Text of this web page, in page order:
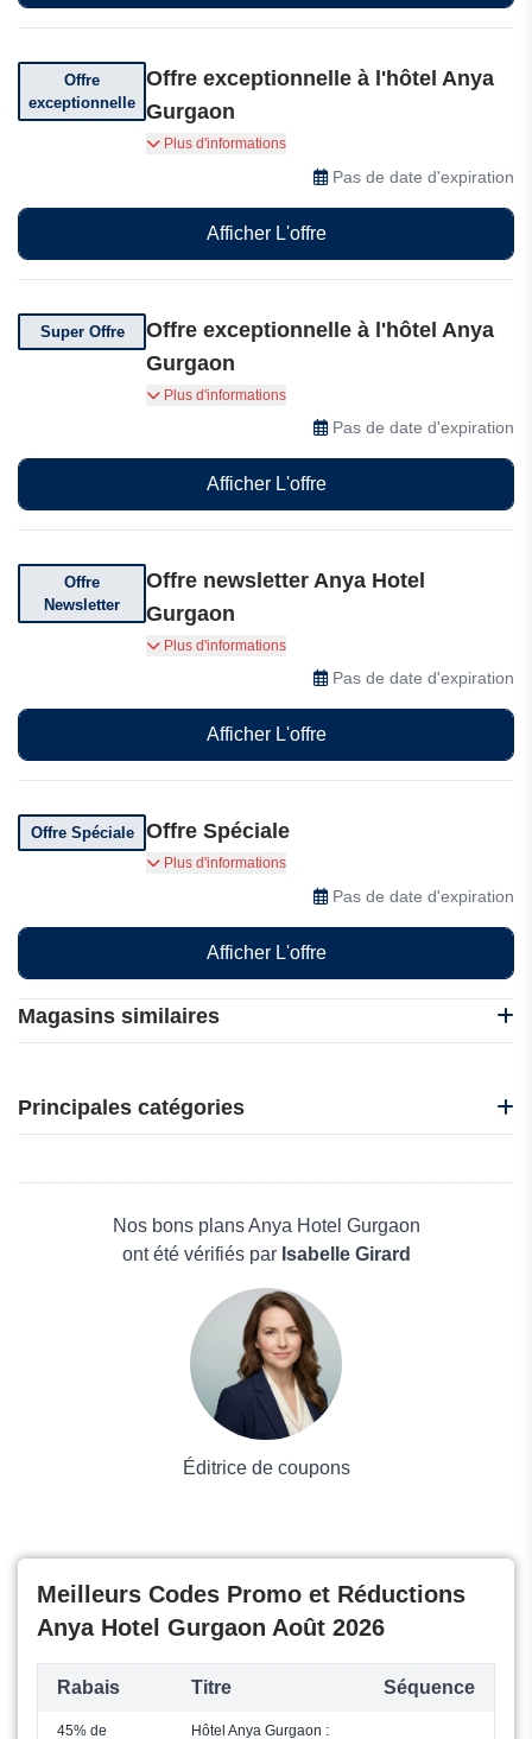
Magasins similaires
IHG
Karibea
Address Hotels
Hotellook
Principales catégories
Maison & JardinNos bons plans Anya Hotel Gurgaon
ont été vérifiés par Isabelle Girard
Éditrice de coupons
Offre
exceptionnelle
Offre exceptionnelle à l'hôtel Anya
Gurgaon
Bénéficiez d'un parking gratuit à l'hôtel Anya
Plus d'informations
Pas de date d'expiration
Afficher L'offre
Super Offre
Offre exceptionnelle à l'hôtel Anya
Gurgaon
Réservations disponibles 24h/24 et 7j/7. Profitez
du meilleur de notre hôtel grâce à ce service.
Plus d'informations
Pas de date d'expiration
Afficher L'offre
Offre
Newsletter
Offre newsletter Anya Hotel
Gurgaon
Abonnez-vous pour recevoir des offres
Plus d'informations
Pas de date d'expiration
Afficher L'offre
Offre Spéciale Offre Spéciale
L'hôtel Anya de Gurgaon propose une offre
spéciale, alors profitez-en dès maintenant !
Plus d'informations
Pas de date d'expiration
Afficher L'offre
Meilleurs Codes Promo et Réductions
Anya Hotel Gurgaon Août 2026
Rabais Titre Séquence
45% de Hôtel Anya Gurgaon :